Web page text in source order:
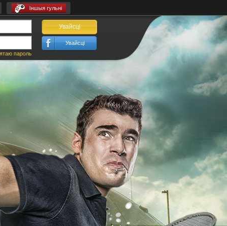
Іншыя гульні
пароль
Увайсці
Увайсці